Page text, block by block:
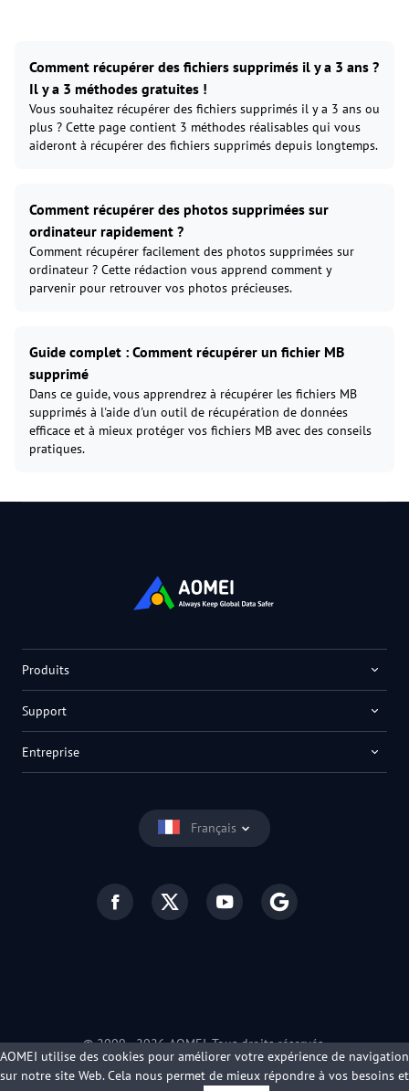
Comment récupérer des fichiers supprimés il y a 3 ans ?
Il y a 3 méthodes gratuites !
Vous souhaitez récupérer des fichiers supprimés il y a 3 ans ou
plus ? Cette page contient 3 méthodes réalisables qui vous
aideront à récupérer des fichiers supprimés depuis longtemps.
Comment récupérer des photos supprimées sur
ordinateur rapidement ?
Comment récupérer facilement des photos supprimées sur
ordinateur ? Cette rédaction vous apprend comment y
parvenir pour retrouver vos photos précieuses.
Guide complet : Comment récupérer un fichier MB
supprimé
Dans ce guide, vous apprendrez à récupérer les fichiers MB
supprimés à l'aide d'un outil de récupération de données
efficace et à mieux protéger vos fichiers MB avec des conseils
pratiques.
Français
Produits
Support
Entreprise
© 2009 -2026AOMEI. Tous droits réservés.
Politique de confidentialité
Conditions d’utilisation
AOMEI utilise des cookies pour améliorer votre expérience de navigation
sur notre site Web. Cela nous permet de mieux répondre à vos besoins et